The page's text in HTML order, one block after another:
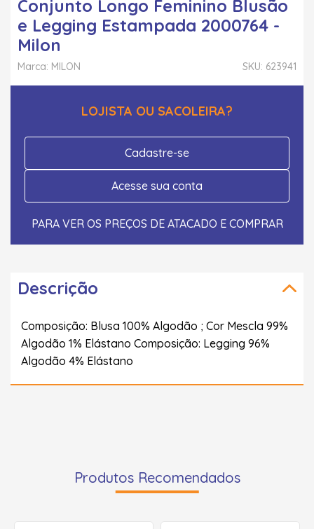
Conjunto Longo Feminino Blusão
e Legging Estampada 2000764 -
Milon
SKU: 623941
Marca: MILON
LOJISTA OU SACOLEIRA?
Cadastre-se
Acesse sua conta
PARA VER OS PREÇOS DE ATACADO E COMPRAR
Descrição
Composição: Blusa 100% Algodão ; Cor Mescla 99%
Algodão 1% Elástano Composição: Legging 96%
Algodão 4% Elástano
Produtos Recomendados